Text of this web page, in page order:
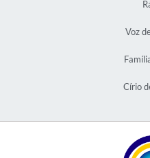
Voz
Círio